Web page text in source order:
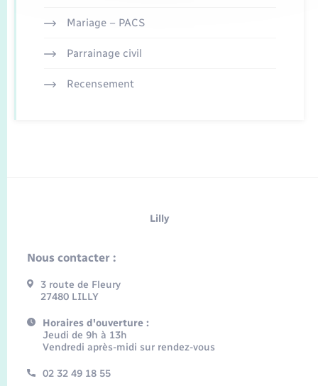
Mariage – PACS
Parrainage civil
Recensement
Lilly
Nous contacter :
3 route de Fleury
27480 LILLY
Horaires d'ouverture :
Jeudi de 9h à 13h
Vendredi après-midi sur rendez-vous
02 32 49 18 55